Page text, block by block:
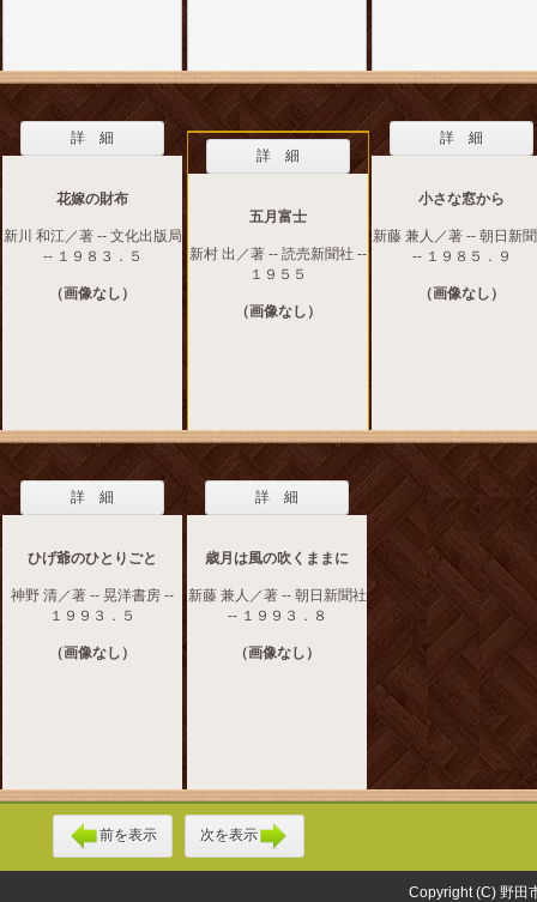
詳 細
花嫁の財布
新川 和江／著 -- 文化出版局
-- １９８３．５
（画像なし）
詳 細
五月富士
新村 出／著 -- 読売新聞社 --
１９５５
（画像なし）
詳 細
小さな窓から
新藤 兼人／著 -- 朝日新
-- １９８５．９
（画像なし）
詳 細
ひげ爺のひとりごと
神野 清／著 -- 晃洋書房 --
１９９３．５
（画像なし）
詳 細
歳月は風の吹くままに
新藤 兼人／著 -- 朝日新聞社
-- １９９３．８
（画像なし）
前を表示 次を表示
Copyright (C) 野田